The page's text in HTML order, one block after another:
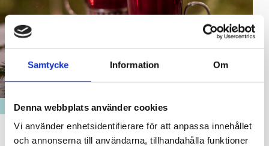
Samtycke Information Om
Denna webbplats använder cookies
Vi använder enhetsidentifierare för att anpassa innehållet
och annonserna till användarna, tillhandahålla funktioner
FÖRETAGANDE
Julgröt för lokala företagare